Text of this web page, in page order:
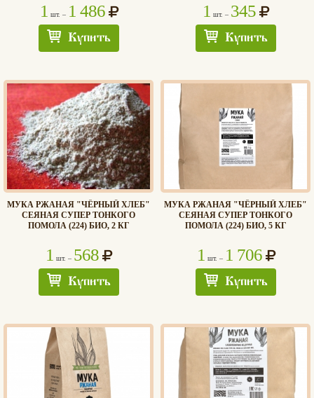
1 шт. – 1 486
Купить
1 шт. – 345
Купить
МУКА РЖАНАЯ "ЧЁРНЫЙ ХЛЕБ"
СЕЯНАЯ СУПЕР ТОНКОГО
ПОМОЛА (224) БИО, 2 КГ
1 шт. – 568
Купить
МУКА РЖАНАЯ "ЧЁРНЫЙ ХЛЕБ"
СЕЯНАЯ СУПЕР ТОНКОГО
ПОМОЛА (224) БИО, 5 КГ
1 шт. – 1 706
Купить